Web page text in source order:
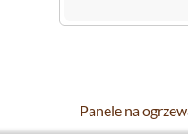
Panele na